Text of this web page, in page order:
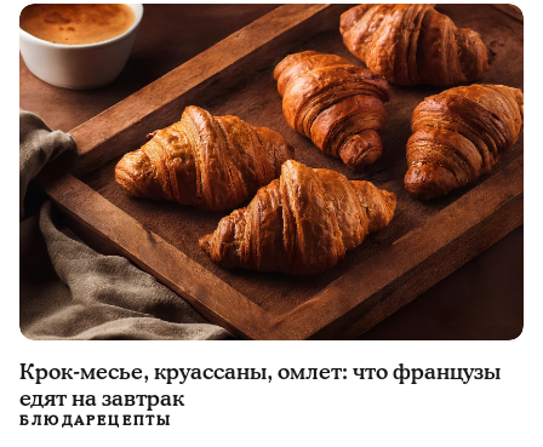
Крок-месье, круассаны, омлет: что французы
едят на завтрак
БЛЮДАРЕЦЕПТЫ